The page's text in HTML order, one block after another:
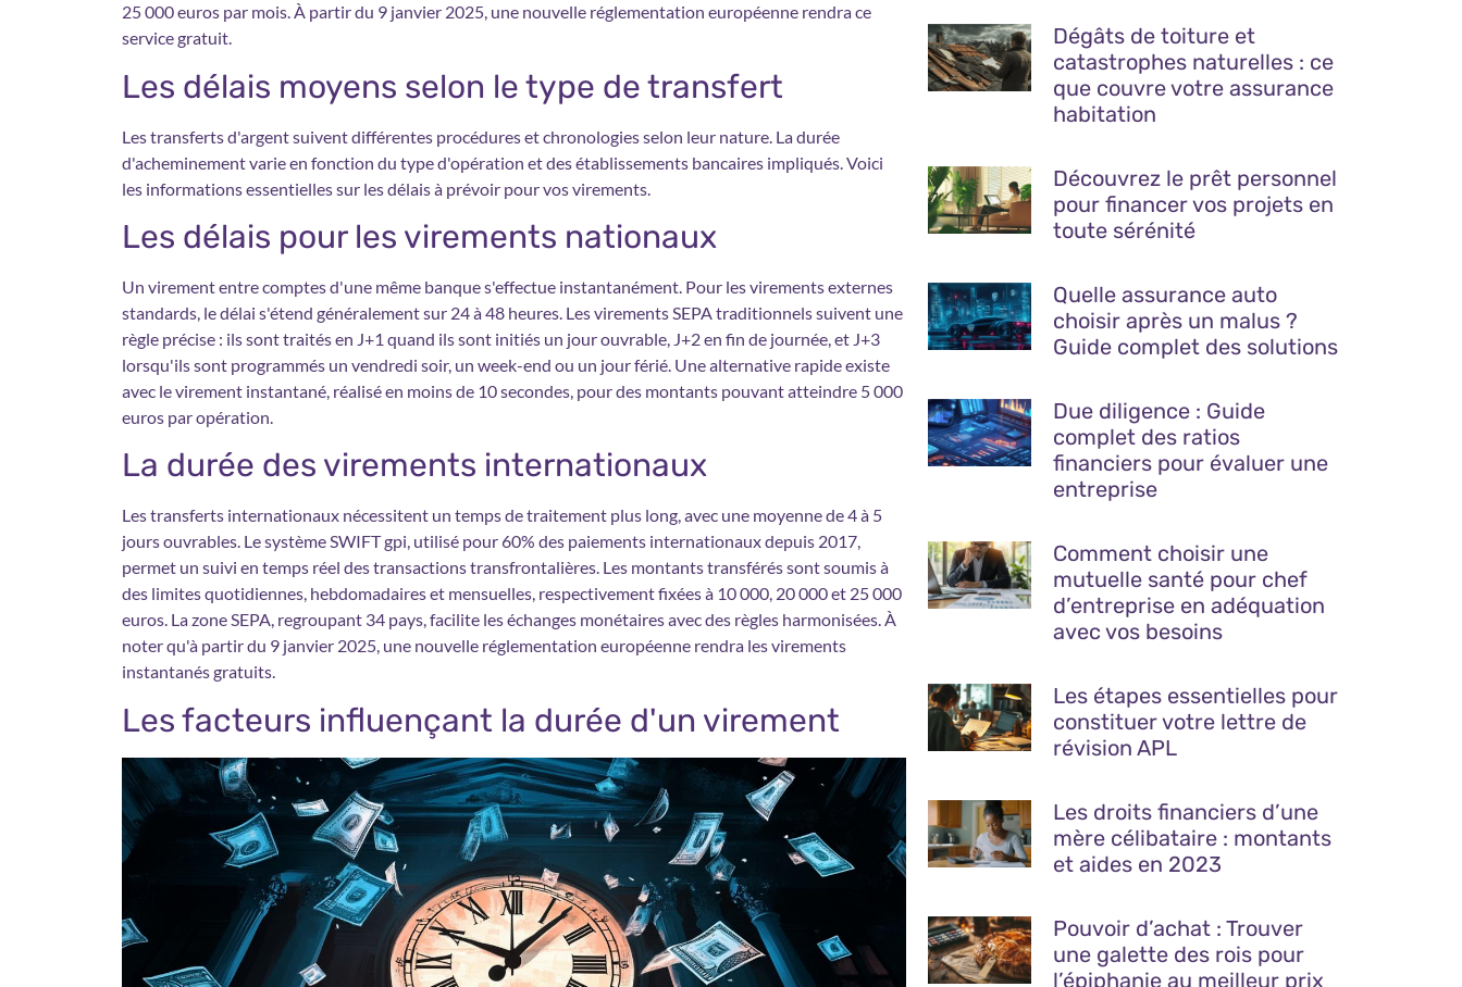
25 000 euros par mois. À partir du 9 janvier 2025, une nouvelle réglementation européenne rendra ce
service gratuit.
Les délais moyens selon le type de transfert
Les transferts d'argent suivent différentes procédures et chronologies selon leur nature. La durée
d'acheminement varie en fonction du type d'opération et des établissements bancaires impliqués. Voici
les informations essentielles sur les délais à prévoir pour vos virements.
Les délais pour les virements nationaux
Un virement entre comptes d'une même banque s'effectue instantanément. Pour les virements externes
standards, le délai s'étend généralement sur 24 à 48 heures. Les virements SEPA traditionnels suivent une
règle précise : ils sont traités en J+1 quand ils sont initiés un jour ouvrable, J+2 en fin de journée, et J+3
lorsqu'ils sont programmés un vendredi soir, un week-end ou un jour férié. Une alternative rapide existe
avec le virement instantané, réalisé en moins de 10 secondes, pour des montants pouvant atteindre 5 000
euros par opération.
La durée des virements internationaux
Les transferts internationaux nécessitent un temps de traitement plus long, avec une moyenne de 4 à 5
jours ouvrables. Le système SWIFT gpi, utilisé pour 60% des paiements internationaux depuis 2017,
permet un suivi en temps réel des transactions transfrontalières. Les montants transférés sont soumis à
des limites quotidiennes, hebdomadaires et mensuelles, respectivement fixées à 10 000, 20 000 et 25 000
euros. La zone SEPA, regroupant 34 pays, facilite les échanges monétaires avec des règles harmonisées. À
noter qu'à partir du 9 janvier 2025, une nouvelle réglementation européenne rendra les virements
instantanés gratuits.
Les facteurs influençant la durée d'un virement
Dégâts de toiture et
catastrophes naturelles : ce
que couvre votre assurance
habitation
Découvrez le prêt personnel
pour financer vos projets en
toute sérénité
Quelle assurance auto
choisir après un malus ?
Guide complet des solutions
Due diligence : Guide
complet des ratios
financiers pour évaluer une
entreprise
Comment choisir une
mutuelle santé pour chef
d’entreprise en adéquation
avec vos besoins
Les étapes essentielles pour
constituer votre lettre de
révision APL
Les droits financiers d’une
mère célibataire : montants
et aides en 2023
Pouvoir d’achat : Trouver
une galette des rois pour
l’épiphanie au meilleur prix